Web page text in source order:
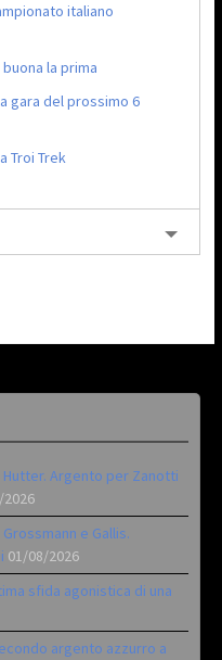
italiano
la prima
gara del prossimo 6
Troi Trek
Hutter. Argento per Zanotti
e Gallis.
01/08/2026
sfida agonistica di una
argento azzurro a